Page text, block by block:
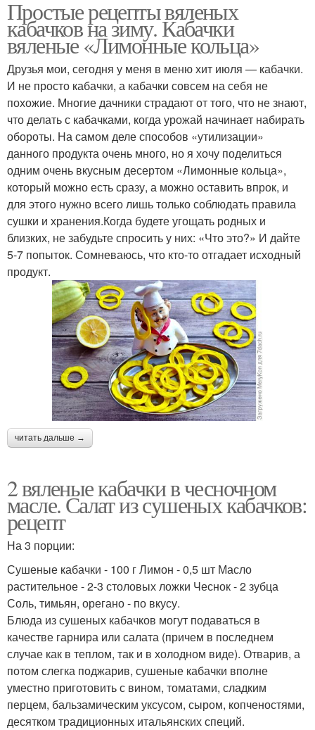
Простые рецепты вяленых
кабачков на зиму. Кабачки
вяленые «Лимонные кольца»
Друзья мои, сегодня у меня в меню хит июля — кабачки.
И не просто кабачки, а кабачки совсем на себя не
похожие. Многие дачники страдают от того, что не знают,
что делать с кабачками, когда урожай начинает набирать
обороты. На самом деле способов «утилизации»
данного продукта очень много, но я хочу поделиться
одним очень вкусным десертом «Лимонные кольца»,
который можно есть сразу, а можно оставить впрок, и
для этого нужно всего лишь только соблюдать правила
сушки и хранения.Когда будете угощать родных и
близких, не забудьте спросить у них: «Что это?» И дайте
5-7 попыток. Сомневаюсь, что кто-то отгадает исходный
продукт.
читать дальше →
2 вяленые кабачки в чесночном
масле. Салат из сушеных кабачков:
рецепт
На 3 порции:
Сушеные кабачки - 100 г Лимон - 0,5 шт Масло
растительное - 2-3 столовых ложки Чеснок - 2 зубца
Соль, тимьян, орегано - по вкусу.
Блюда из сушеных кабачков могут подаваться в
качестве гарнира или салата (причем в последнем
случае как в теплом, так и в холодном виде). Отварив, а
потом слегка поджарив, сушеные кабачки вполне
уместно приготовить с вином, томатами, сладким
перцем, бальзамическим уксусом, сыром, копченостями,
десятком традиционных итальянских специй.